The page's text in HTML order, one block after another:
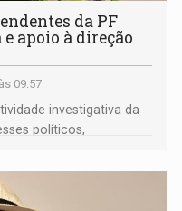
da PF
apoio à direção
09:57
investigativa da
políticos,